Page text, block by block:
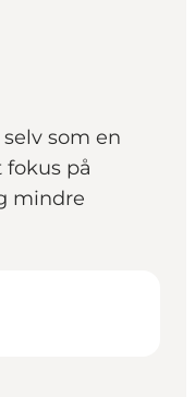
som en
på
mindre